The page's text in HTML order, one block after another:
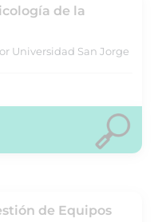
de la
Universidad San Jorge
de Equipos